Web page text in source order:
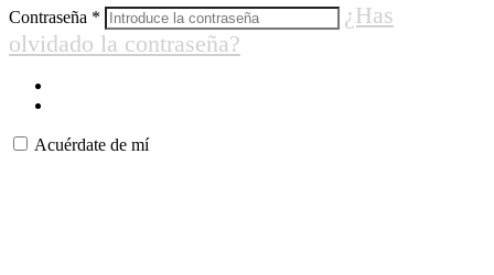
Contraseña *
¿Has
olvidado la contraseña?
Acuérdate de mí